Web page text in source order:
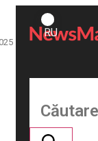
ROMÂNĂ
RU
Susține
NM